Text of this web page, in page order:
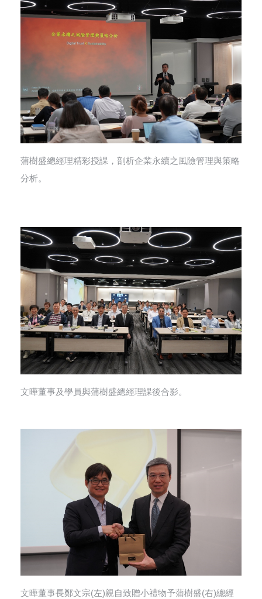
蒲樹盛總經理精彩授課，剖析企業永續之風險管理與策略
分析。
文曄董事及學員與蒲樹盛總經理課後合影。
文曄董事長鄭文宗(左)親自致贈小禮物予蒲樹盛(右)總經